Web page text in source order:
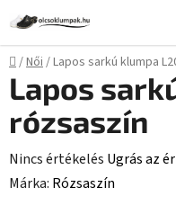
fő
tartalomhoz
Kezdőlap
/Női/Lapos sarkú klumpa
Lapos
rózsaszín
A
termék
Nincs értékelés Ugrás az
Márka: Rózsaszín